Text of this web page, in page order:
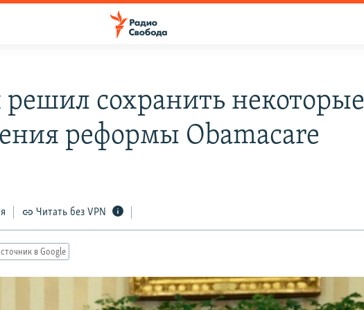
сохранить некоторые
реформы Obamacare
Читать без VPN
в Google